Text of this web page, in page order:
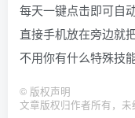
每天一键点击即可自
直接手机放在旁边就
不用你有什么特殊技
© 版权声明
文章版权归作者所有，未